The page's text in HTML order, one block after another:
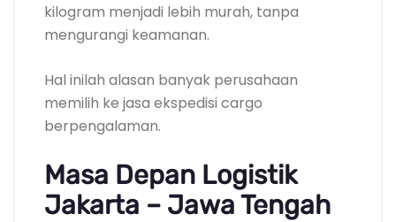
kilogram menjadi lebih murah, tanpa
mengurangi keamanan.
Hal inilah alasan banyak perusahaan
memilih ke jasa ekspedisi cargo
berpengalaman.
Masa Depan Logistik
Jakarta – Jawa Tengah